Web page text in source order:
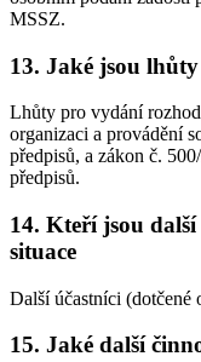
MSSZ.
13. Jaké jsou
Lhůty pro vydání
organizaci a provádění
předpisů, a zákon č.
předpisů.
14. Kteří jsou
situace
Další účastníci (dotčené
15. Jaké další